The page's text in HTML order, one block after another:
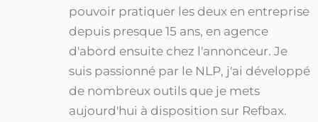
pouvoir pratiquer les deux en entreprise
depuis presque 15 ans, en agence
d'abord ensuite chez l'annonceur. Je
suis passionné par le NLP, j'ai développé
de nombreux outils que je mets
aujourd'hui à disposition sur Refbax.